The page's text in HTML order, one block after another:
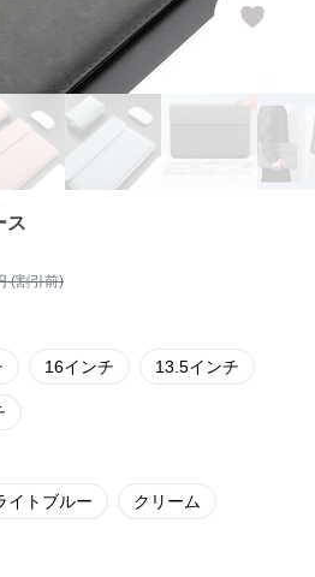
ス
(割引前)
16インチ 13.5インチ
イトブルー クリーム